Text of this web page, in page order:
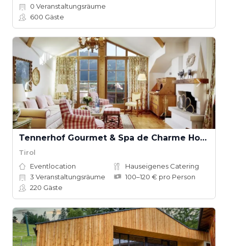
0 Veranstaltungsräume
600 Gäste
Tennerhof Gourmet & Spa de Charme Hotel
Tirol
Eventlocation
Hauseigenes Catering
3 Veranstaltungsräume
100–120 € pro Person
220 Gäste